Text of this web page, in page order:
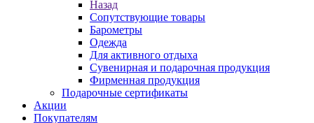
Назад
Сопутствующие товары
Барометры
Одежда
Для активного отдыха
Сувенирная и подарочная продукция
Фирменная продукция
Подарочные сертификаты
Акции
Покупателям